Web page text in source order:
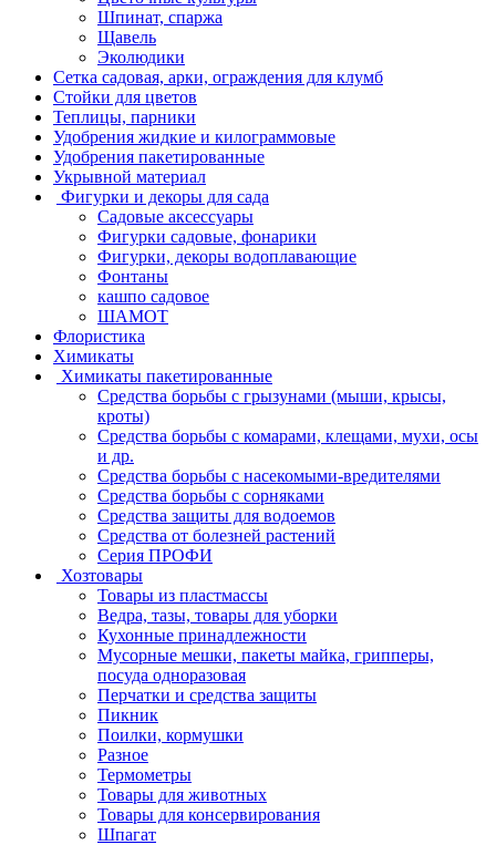
Шпинат, спаржа
Щавель
Эколюдики
Сетка садовая, арки, ограждения для клумб
Стойки для цветов
Теплицы, парники
Удобрения жидкие и килограммовые
Удобрения пакетированные
Укрывной материал
Фигурки и декоры для сада
Садовые аксессуары
Фигурки садовые, фонарики
Фигурки, декоры водоплавающие
Фонтаны
кашпо садовое
ШАМОТ
Флористика
Химикаты
Химикаты пакетированные
Средства борьбы с грызунами (мыши, крысы,
кроты)
Средства борьбы с комарами, клещами, мухи, осы
и др.
Средства борьбы с насекомыми-вредителями
Средства борьбы с сорняками
Средства защиты для водоемов
Средства от болезней растений
Серия ПРОФИ
Хозтовары
Товары из пластмассы
Ведра, тазы, товары для уборки
Кухонные принадлежности
Мусорные мешки, пакеты майка, грипперы,
посуда одноразовая
Перчатки и средства защиты
Пикник
Поилки, кормушки
Разное
Термометры
Товары для животных
Товары для консервирования
Шпагат